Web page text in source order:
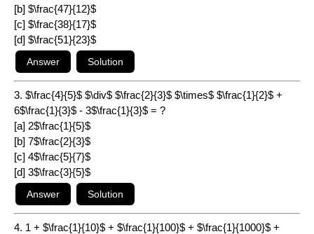
[b] $\frac{47}{12}$
[c] $\frac{38}{17}$
[d] $\frac{51}{23}$
3. $\frac{4}{5}$ $\div$ $\frac{2}{3}$ $\times$ $\frac{1}{2}$ +
6$\frac{1}{3}$ - 3$\frac{1}{3}$ = ?
[a] 2$\frac{1}{5}$
[b] 7$\frac{2}{3}$
[c] 4$\frac{5}{7}$
[d] 3$\frac{3}{5}$
4. 1 + $\frac{1}{10}$ + $\frac{1}{100}$ + $\frac{1}{1000}$ +